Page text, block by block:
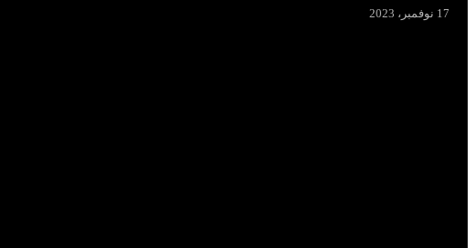
17 نوفمبر، 2023